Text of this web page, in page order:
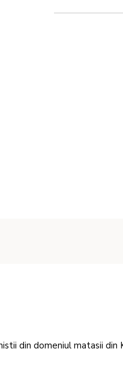
din domeniul matasii din